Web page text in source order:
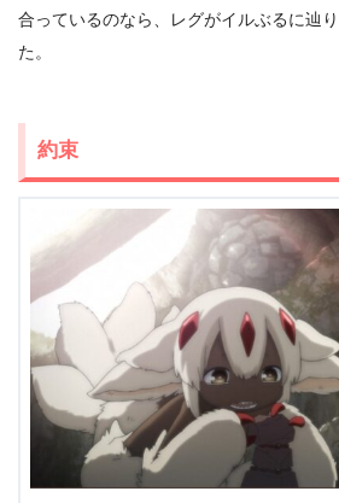
合っているのなら、レグがイルぶるに辿
た。
約束